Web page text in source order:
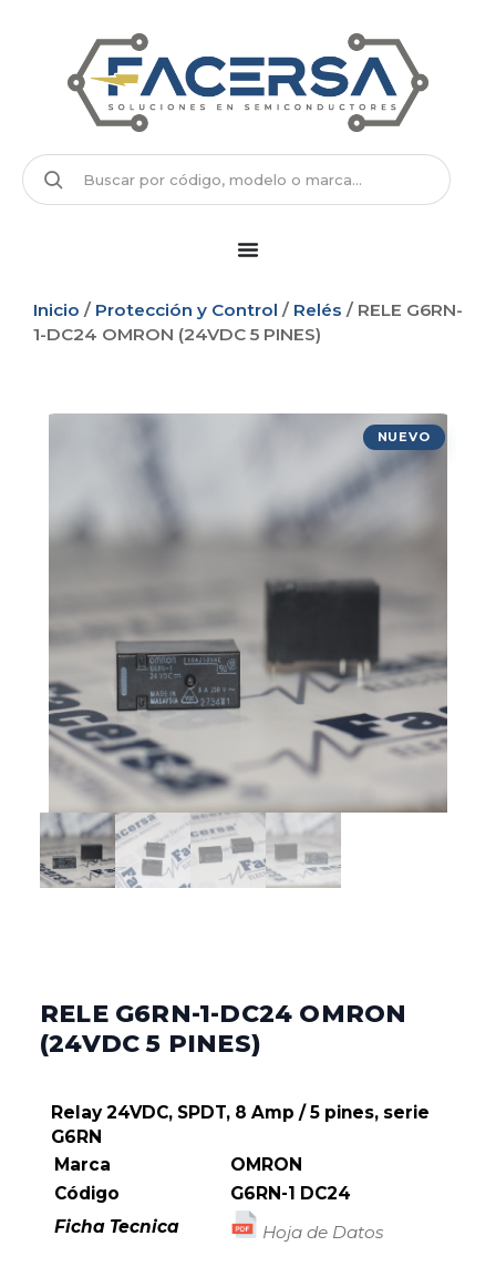
Inicio / Protección y Control / Relés / RELE G6RN-
1-DC24 OMRON (24VDC 5 PINES)
RELE G6RN-1-DC24 OMRON
(24VDC 5 PINES)
Relay 24VDC, SPDT, 8 Amp / 5 pines, serie
G6RN
Marca
OMRON
Código
G6RN-1 DC24
Ficha Tecnica
Hoja de Datos